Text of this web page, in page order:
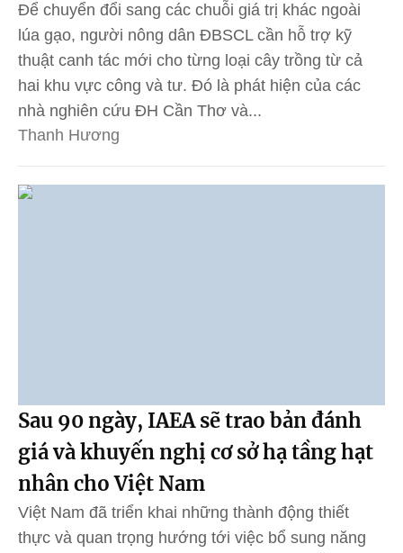
Để chuyển đổi sang các chuỗi giá trị khác ngoài
lúa gạo, người nông dân ĐBSCL cần hỗ trợ kỹ
thuật canh tác mới cho từng loại cây trồng từ cả
hai khu vực công và tư. Đó là phát hiện của các
nhà nghiên cứu ĐH Cần Thơ và...
Thanh Hương
Sau 90 ngày, IAEA sẽ trao bản đánh
giá và khuyến nghị cơ sở hạ tầng hạt
nhân cho Việt Nam
Việt Nam đã triển khai những thành động thiết
thực và quan trọng hướng tới việc bổ sung năng